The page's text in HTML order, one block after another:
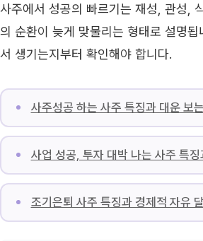
사주에서 성공의 빠르기는 재성, 관성,
의 순환이 늦게 맞물리는 형태로 설명
서 생기는지부터 확인해야 합니다.
사주성공 하는 사주 특징과 대운 보
사업 성공, 투자 대박 나는 사주 특징
조기은퇴 사주 특징과 경제적 자유